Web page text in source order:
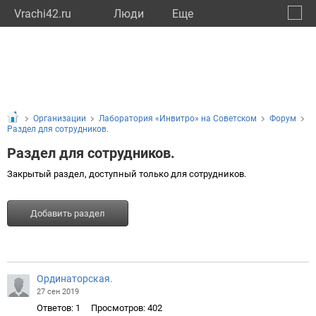
Vrachi42.ru Люди Eще
Организации Лаборатория «Инвитро» на Советском
Форум
Раздел для сотрудников.
Раздел для сотрудников.
Закрытый раздел, доступный только для сотрудников.
Добавить раздел
Ординаторская.
27 сен 2019
Ответов: 1 Просмотров: 402